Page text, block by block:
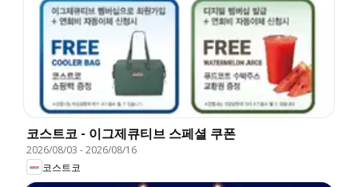
코스트코 - 이그제큐티브 스페셜 쿠폰
2026/08/03 -2026/08/16
코스트코